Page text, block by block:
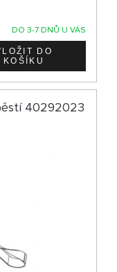
DO 3-7 DNŮ U VÁS
40292023